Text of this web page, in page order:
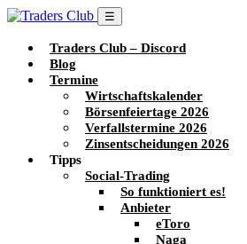
☰
Traders Club – Discord
Blog
Termine
Wirtschaftskalender
Börsenfeiertage 2026
Verfallstermine 2026
Zinsentscheidungen 2026
Tipps
Social-Trading
So funktioniert es!
Anbieter
eToro
Naga